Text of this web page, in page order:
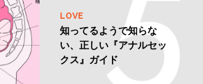
LOVE
知ってるようで知らな
い、正しい『アナルセッ
クス』ガイド